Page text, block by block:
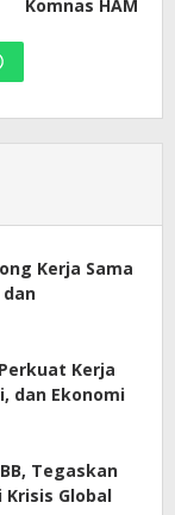
Komnas HAM
Kerja Sama
dan
Kerja
dan Ekonomi
Tegaskan
Global